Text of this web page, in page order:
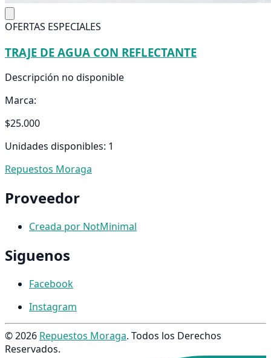
OFERTAS ESPECIALES
TRAJE DE AGUA CON REFLECTANTE
Descripción no disponible
Marca:
$25.000
Unidades disponibles: 1
Repuestos Moraga
Proveedor
Creada por NotMinimal
Siguenos
Facebook
Instagram
© 2026 Repuestos Moraga. Todos los Derechos
Reservados.